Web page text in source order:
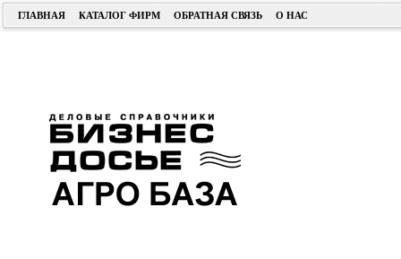
ГЛАВНАЯ КАТАЛОГ ФИРМ ОБРАТНАЯ СВЯЗЬ О НАС